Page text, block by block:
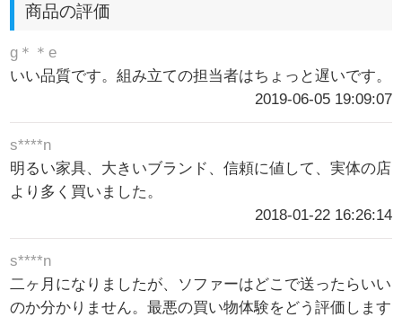
商品の評価
g＊＊e
いい品質です。組み立ての担当者はちょっと遅いです。
2019-06-05 19:09:07
s****n
明るい家具、大きいブランド、信頼に値して、実体の店
より多く買いました。
2018-01-22 16:26:14
s****n
二ヶ月になりましたが、ソファーはどこで送ったらいい
のか分かりません。最悪の買い物体験をどう評価します